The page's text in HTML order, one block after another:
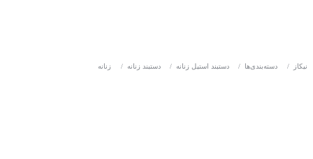
نیکاز / دسته‌بندی‌ها / دستبند استیل زنانه / دستبند زنانه / زنانه